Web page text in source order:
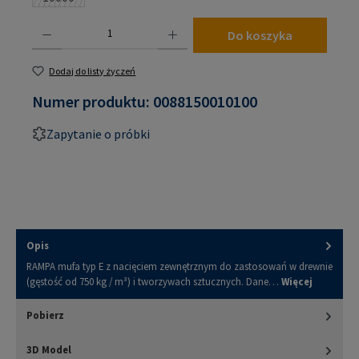
(Ta opcja jest obecnie niedostępna.)
Do koszyka
Dodaj do listy życzeń
Numer produktu: 0088150010100
Zapytanie o próbki
Opis
RAMPA mufa typ E z nacięciem zewnętrznym do zastosowań w drewnie
(gęstość od 750 kg / m³) i tworzywach sztucznych. Dane… Więcej
Pobierz
3D Model